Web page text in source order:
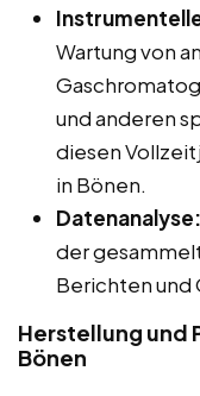
Wartung von
und anderen
diesen
in Bönen.
Datenanalyse:
der
Berichten und
Herstellung und
Bönen